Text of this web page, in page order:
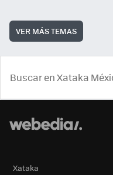
VER MÁS TEMAS
Xataka